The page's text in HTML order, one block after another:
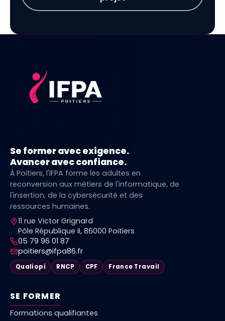
Se former avec exigence.
Avancer avec confiance.
À Poitiers, l'IFPA forme les adultes en
reconversion aux métiers de l'informatique, de
l'insertion, de la cybersécurité et des
ressources humaines.
11 rue Victor Grignard
Pôle République II, 86000 Poitiers
05 79 96 01 87
poitiers@ifpa86.fr
Qualiopi RNCP CPF France Travail
SE FORMER
Formations qualifiantes